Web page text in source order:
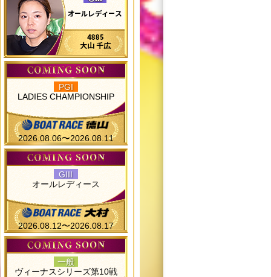
PGI
LADIES CHAMPIONSHIP
2026.08.06〜2026.08.11
GIII
オールレディース
2026.08.12〜2026.08.17
一般
ヴィーナスシリーズ第10戦